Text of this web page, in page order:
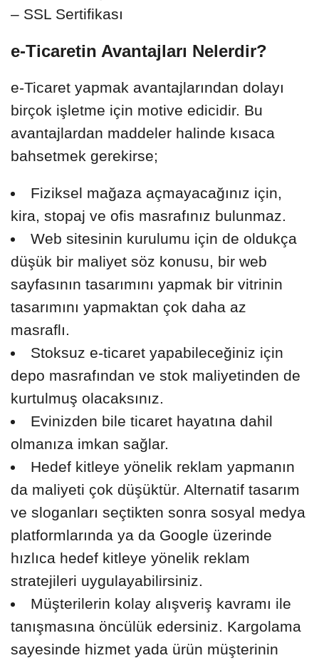
– SSL Sertifikası
e-Ticaretin Avantajları Nelerdir?
e-Ticaret yapmak avantajlarından dolayı
birçok işletme için motive edicidir. Bu
avantajlardan maddeler halinde kısaca
bahsetmek gerekirse;
Fiziksel mağaza açmayacağınız için,
kira, stopaj ve ofis masrafınız bulunmaz.
Web sitesinin kurulumu için de oldukça
düşük bir maliyet söz konusu, bir web
sayfasının tasarımını yapmak bir vitrinin
tasarımını yapmaktan çok daha az
masraflı.
Stoksuz e-ticaret yapabileceğiniz için
depo masrafından ve stok maliyetinden de
kurtulmuş olacaksınız.
Evinizden bile ticaret hayatına dahil
olmanıza imkan sağlar.
Hedef kitleye yönelik reklam yapmanın
da maliyeti çok düşüktür. Alternatif tasarım
ve sloganları seçtikten sonra sosyal medya
platformlarında ya da Google üzerinde
hızlıca hedef kitleye yönelik reklam
stratejileri uygulayabilirsiniz.
Müşterilerin kolay alışveriş kavramı ile
tanışmasına öncülük edersiniz. Kargolama
sayesinde hizmet yada ürün müşterinin